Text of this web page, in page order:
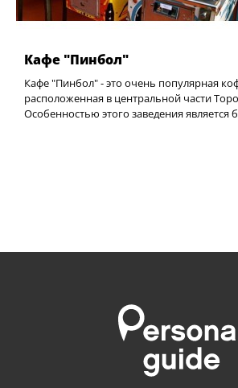
Кафе "Пинбол"
Кафе "Пинбол" - это очень популярная
расположенная в центральной части
Особенностью этого заведения является